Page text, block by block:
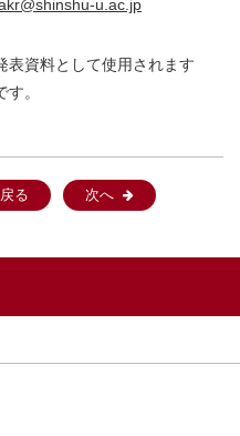
u.ac.jp
資料として使用されます
。
る 次へ